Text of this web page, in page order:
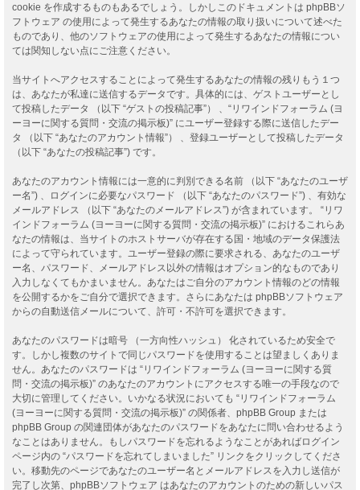
cookie を作成するものもあるでしょう。しかしこのドキュメントは phpBBソ
フトウェア の使用によって発生するあなたの情報の取り扱いについて述べた
ものであり、他のソフトウェアの使用によって発生するあなたの情報につい
ては関知しない点にご注意ください。
当サイトへアクセスすることによって発生するあなたの情報の残りもう１つ
は、あなたが私達に送信するデータです。具体的には、ゲストユーザーとし
て投稿したデータ （以下 “ゲストの投稿記事”） 、“リワインドフォーラム (ヨ
ーヨーに関する質問・交流の掲示板)” にユーザー登録する際に送信したデー
タ （以下 “あなたのアカウント情報”） 、登録ユーザーとして投稿したデータ
（以下 “あなたの投稿記事”) です。
あなたのアカウント情報には一意的に判別できる名前 （以下 “あなたのユーザ
ー名”) 、ログインに必要なパスワード （以下 “あなたのパスワード”) 、有効な
メールアドレス （以下 “あなたのメールアドレス”) が含まれています。 “リワ
インドフォーラム (ヨーヨーに関する質問・交流の掲示板)” におけるこれらあ
なたの情報は、当サイトのホストサーバが存在する国・地域のデータ保護法
によって守られています。ユーザー登録の際に要求される、あなたのユーザ
ー名、パスワード、メールアドレス以外の情報はオプション的なものであり
入力しなくてもかまいません。あなたはご自分のアカウント情報のどの情報
を公開するかをご自分で選択できます。さらにあなたは phpBBソフトウェア
からの自動送信メールについて、許可・不許可を選択できます。
あなたのパスワードは暗号 （一方向性ハッシュ） 化されているため安全で
す。しかし複数のサイトで同じパスワードを使用することは望ましくありま
せん。あなたのパスワードは “リワインドフォーラム (ヨーヨーに関する質
問・交流の掲示板)” のあなたのアカウントにアクセスする唯一の手段なので
大切に管理してください。いかなる状況においても “リワインドフォーラム
(ヨーヨーに関する質問・交流の掲示板)” の関係者、phpBB Group または
phpBB Group の関連団体があなたのパスワードをあなたに問い合わせるよう
なことはありません。もしパスワードを忘れるようなことがあればログイン
ページ内の “パスワードを忘れてしまいました” リンクをクリックしてくださ
い。移動先のページであなたのユーザー名とメールアドレスを入力し送信が
完了し次第、phpBBソフトウェア はあなたのアカウントのための新しいパス